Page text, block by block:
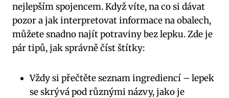
nejlepším spojencem. Když víte, na co si dávat
pozor a jak interpretovat informace na obalech,
můžete snadno najít potraviny bez lepku. Zde je
pár tipů, jak správně číst štítky:
Vždy si přečtěte seznam ingrediencí – lepek
se skrývá pod různými názvy, jako je